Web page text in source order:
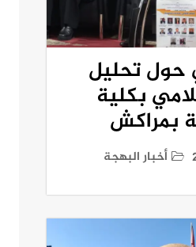
حول تحليل
بكلية
بمراكش
أخبار البهجة